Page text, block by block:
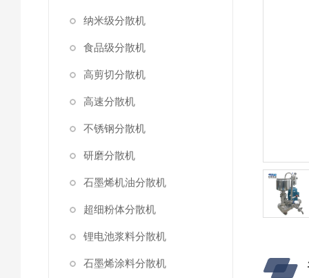
纳米级分散机
食品级分散机
高剪切分散机
高速分散机
不锈钢分散机
研磨分散机
石墨烯机油分散机
超细粉体分散机
锂电池浆料分散机
石墨烯涂料分散机